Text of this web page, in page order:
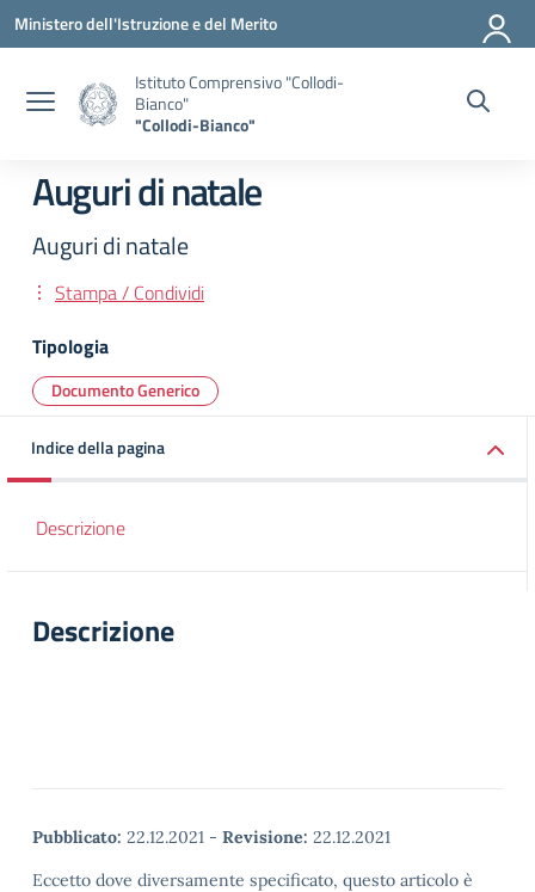
Vai ai contenuti
Vai al menu di navigazione
Vai al footer
Ministero dell'Istruzione e del Merito
Istituto Comprensivo "Collodi-
Bianco"
"Collodi-Bianco"
Auguri di natale
Auguri di natale
Stampa / Condividi
Tipologia
Documento Generico
Indice della pagina
Descrizione
Descrizione
Pubblicato: 22.12.2021 - Revisione: 22.12.2021
Eccetto dove diversamente specificato, questo articolo è